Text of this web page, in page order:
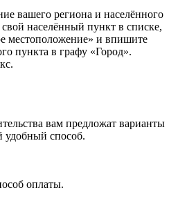
вашего региона и населённого
населённый пункт в списке,
местоположение» и впишите
пункта в графу «Город».
вам предложат варианты
удобный способ.
оплаты.